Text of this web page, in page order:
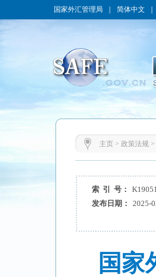
国家外汇管理局 简体中文
主页> 政策法规>
索 引 号：
发布日期：
2025-
国家